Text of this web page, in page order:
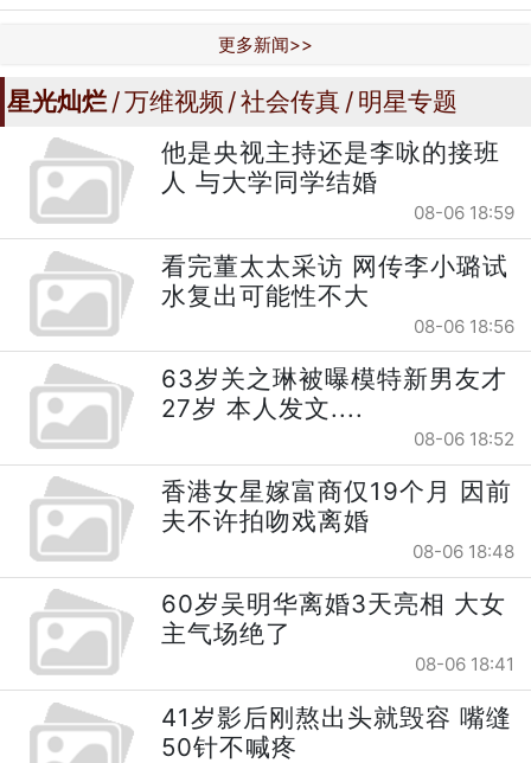
更多新闻>>
星光灿烂 万维视频 社会传真
明星专题
他是央视主持还是李咏的接班
人 与大学同学结婚
08-06 18:59
看完董太太采访 网传李小璐试
水复出可能性不大
08-06 18:56
63岁关之琳被曝模特新男友才
27岁 本人发文....
08-06 18:52
香港女星嫁富商仅19个月 因前
夫不许拍吻戏离婚
08-06 18:48
60岁吴明华离婚3天亮相 大女
主气场绝了
08-06 18:41
41岁影后刚熬出头就毁容 嘴缝
50针不喊疼